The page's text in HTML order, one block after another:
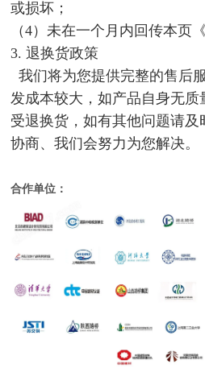
或损坏；
（4）未在一个月内回传本页
3. 退换货政策
我们将为您提供完整的售后
发成本较大，如产品自身无
受退换货，如有其他问题请及
协商、我们会努力为您解决。
合作单位：